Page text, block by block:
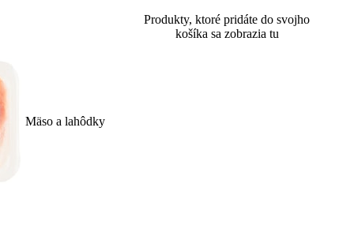
Mäso a lahôdky
Produkty, ktoré pridáte do svojho
košíka sa zobrazia tu